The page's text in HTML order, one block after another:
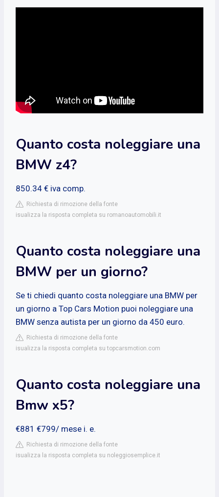
Quanto costa noleggiare una
BMW z4?
850.34 € iva comp.
Richiesta di rimozione della fonte
isualizza la risposta completa su romanoautomobili.it
Quanto costa noleggiare una
BMW per un giorno?
Se ti chiedi quanto costa noleggiare una BMW per
un giorno a Top Cars Motion puoi noleggiare una
BMW senza autista per un giorno da 450 euro.
Richiesta di rimozione della fonte
isualizza la risposta completa su topcarsmotion.com
Quanto costa noleggiare una
Bmw x5?
€881 €799/ mese i. e.
Richiesta di rimozione della fonte
isualizza la risposta completa su noleggiosemplice.it